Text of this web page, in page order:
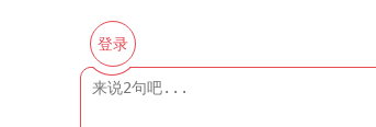
登录